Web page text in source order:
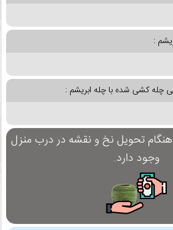
:
چله کشی شده با چله ابریشم :
تحویل نخ و نقشه در درب منزل
وجود دارد.